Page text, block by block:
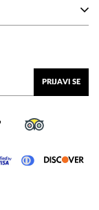
PRIJAVI SE